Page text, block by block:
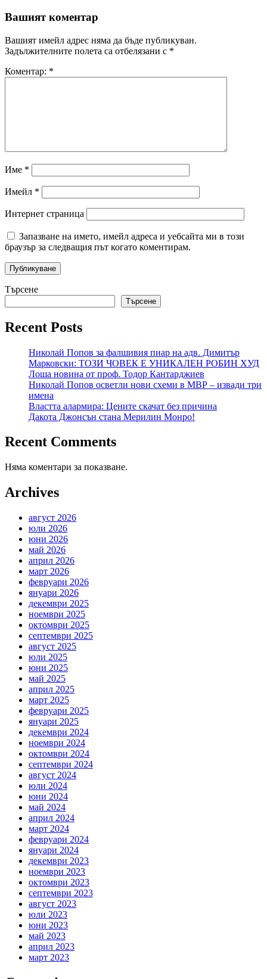
Вашият коментар
Вашият имейл адрес няма да бъде публикуван.
Задължителните полета са отбелязани с *
Коментар: *
Име *
Имейл *
Интернет страница
Запазване на името, имейл адреса и уебсайта ми в този
браузър за следващия път когато коментирам.
Търсене
Търсене
Recent Posts
Николай Попов за фалшивия пиар на адв. Димитър
Марковски: ТОЗИ ЧОВЕК Е УНИКАЛЕН РОБИН ХУД
Лоша новина от проф. Тодор Кантарджиев
Николай Попов осветли нови схеми в МВР – извади три
имена
Властта алармира: Цените скачат без причина
Дакота Джонсън стана Мерилин Монро!
Recent Comments
Няма коментари за показване.
Archives
август 2026
юли 2026
юни 2026
май 2026
април 2026
март 2026
февруари 2026
януари 2026
декември 2025
ноември 2025
октомври 2025
септември 2025
август 2025
юли 2025
юни 2025
май 2025
април 2025
март 2025
февруари 2025
януари 2025
декември 2024
ноември 2024
октомври 2024
септември 2024
август 2024
юли 2024
юни 2024
май 2024
април 2024
март 2024
февруари 2024
януари 2024
декември 2023
ноември 2023
октомври 2023
септември 2023
август 2023
юли 2023
юни 2023
май 2023
април 2023
март 2023